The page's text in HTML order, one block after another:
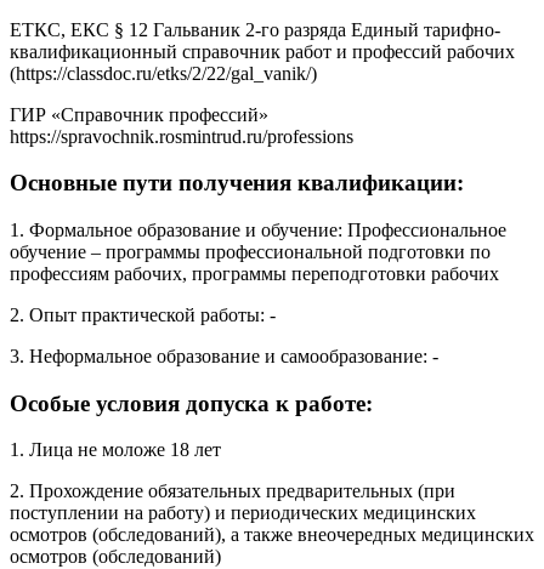
ЕТКС, ЕКС § 12 Гальваник 2-го разряда Единый тарифно-
квалификационный справочник работ и профессий рабочих
(https://classdoc.ru/etks/2/22/gal_vanik/)
ГИР «Справочник профессий»
https://spravochnik.rosmintrud.ru/professions
Основные пути получения квалификации:
1. Формальное образование и обучение: Профессиональное
обучение – программы профессиональной подготовки по
профессиям рабочих, программы переподготовки рабочих
2. Опыт практической работы: -
3. Неформальное образование и самообразование: -
Особые условия допуска к работе:
1. Лица не моложе 18 лет
2. Прохождение обязательных предварительных (при
поступлении на работу) и периодических медицинских
осмотров (обследований), а также внеочередных медицинских
осмотров (обследований)